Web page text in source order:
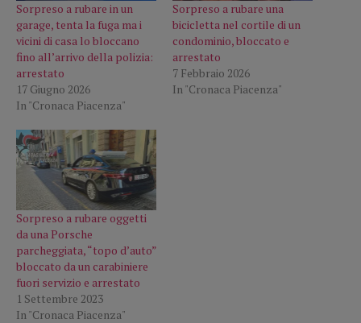
Sorpreso a rubare in un
garage, tenta la fuga ma i
vicini di casa lo bloccano
fino all’arrivo della polizia:
arrestato
17 Giugno 2026
In "Cronaca Piacenza"
Sorpreso a rubare una
bicicletta nel cortile di un
condominio, bloccato e
arrestato
7 Febbraio 2026
In "Cronaca Piacenza"
Sorpreso a rubare oggetti
da una Porsche
parcheggiata, “topo d’auto”
bloccato da un carabiniere
fuori servizio e arrestato
1 Settembre 2023
In "Cronaca Piacenza"